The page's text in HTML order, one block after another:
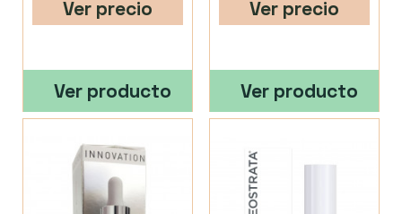
Ver precio
Ver producto
Ver precio
Ver producto